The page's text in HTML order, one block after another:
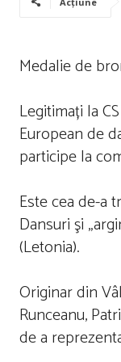
Medalie de
Legitimați la
European de
participe la
Este cea de-a
Dansuri şi
(Letonia).
Originar din
Runceanu,
de a